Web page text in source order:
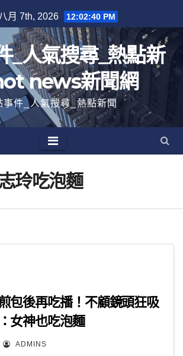
月 7th, 2026 12:02:41 PM
_人氣搜尋_熱點新
news新聞網
事件_人氣搜尋_熱點新聞
玲吃泡麵
包後再吃播！不顧鏡頭狂吸
女神也吃泡麵
ADMINS